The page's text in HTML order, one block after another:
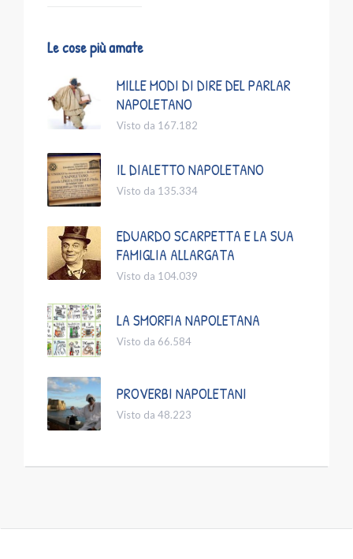
Le cose più amate
MILLE MODI DI DIRE DEL PARLAR
NAPOLETANO
Visto da 167.182
IL DIALETTO NAPOLETANO
Visto da 135.334
EDUARDO SCARPETTA E LA SUA
FAMIGLIA ALLARGATA
Visto da 104.039
LA SMORFIA NAPOLETANA
Visto da 66.584
PROVERBI NAPOLETANI
Visto da 48.223